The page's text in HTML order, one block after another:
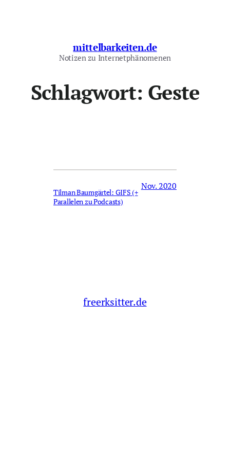
mittelbarkeiten.de
Notizen zu Internetphänomenen
Schlagwort: Geste
Tilman Baumgärtel: GIFS (+
Parallelen zu Podcasts)
Nov. 2020
freerksitter.de